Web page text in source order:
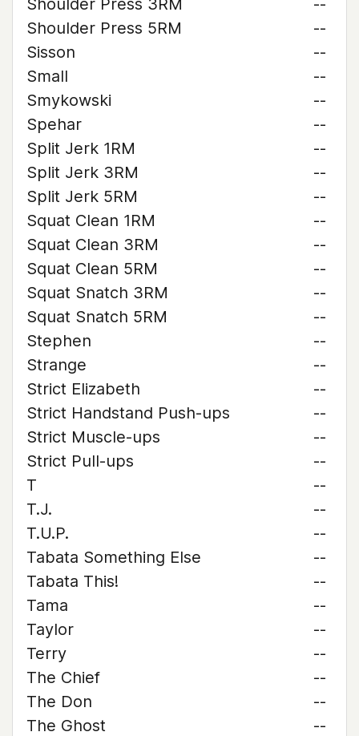
Shoulder Press 3RM
--
Shoulder Press 5RM
--
Sisson
--
Small
--
Smykowski
--
Spehar
--
Split Jerk 1RM
--
Split Jerk 3RM
--
Split Jerk 5RM
--
Squat Clean 1RM
--
Squat Clean 3RM
--
Squat Clean 5RM
--
Squat Snatch 3RM
--
Squat Snatch 5RM
--
Stephen
--
Strange
--
Strict Elizabeth
--
Strict Handstand Push-ups
--
Strict Muscle-ups
--
Strict Pull-ups
--
T
--
T.J.
--
T.U.P.
--
Tabata Something Else
--
Tabata This!
--
Tama
--
Taylor
--
Terry
--
The Chief
--
The Don
--
The Ghost
--